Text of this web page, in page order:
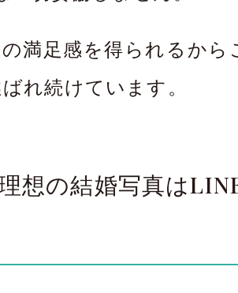
満足感を得られるから
れ続けています。
想の結婚写真は